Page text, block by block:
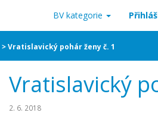
BV kategorie
Vratislavický pohár ženy č. 1
Vratislavický
2. 6. 2018